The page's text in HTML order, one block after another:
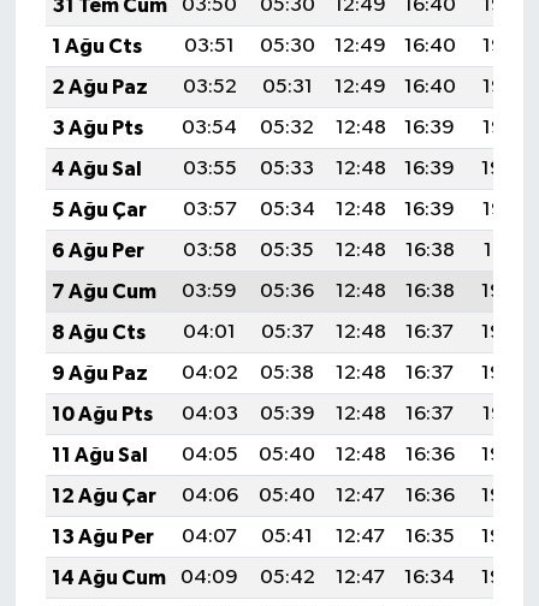
31 Tem Cum
03:50 05:30 12:49 16:40
19:58
1 Ağu Cts
03:51 05:30 12:49 16:40
19:57
2 Ağu Paz
03:52 05:31 12:49 16:40
19:56
3 Ağu Pts
03:54 05:32 12:48 16:39
19:55
4 Ağu Sal
03:55 05:33 12:48 16:39
19:54
5 Ağu Çar
03:57 05:34 12:48 16:39
19:53
6 Ağu Per
03:58 05:35 12:48 16:38
19:51
7 Ağu Cum
03:59 05:36 12:48 16:38
19:50
8 Ağu Cts
04:01 05:37 12:48 16:37
19:49
9 Ağu Paz
04:02 05:38 12:48 16:37
19:48
10 Ağu Pts
04:03 05:39 12:48 16:37
19:47
11 Ağu Sal
04:05 05:40 12:48 16:36
19:46
12 Ağu Çar
04:06 05:40 12:47 16:36
19:44
13 Ağu Per
04:07 05:41 12:47 16:35
19:43
14 Ağu Cum
04:09 05:42 12:47 16:34
19:42